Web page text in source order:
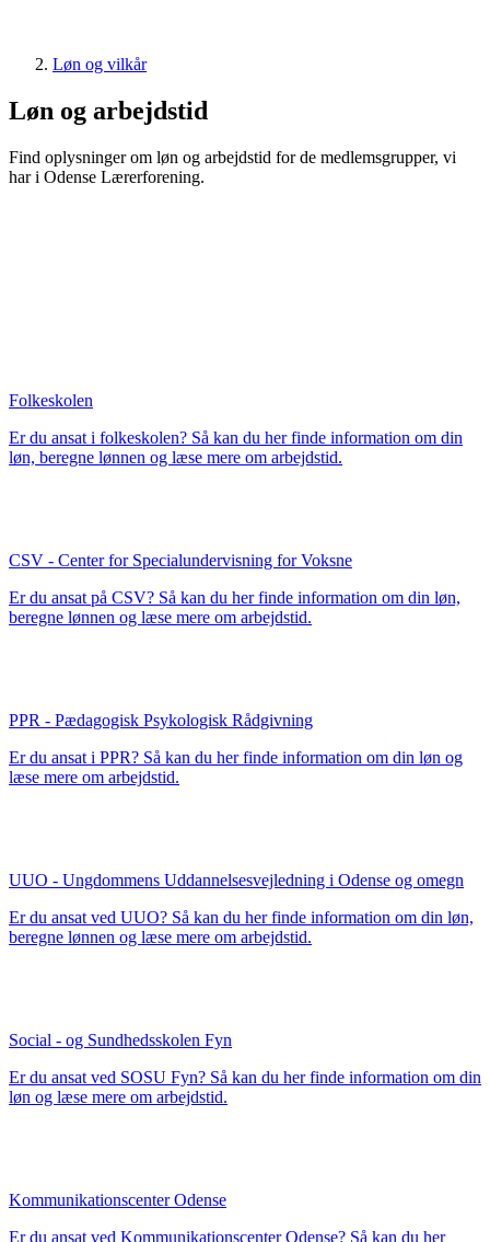
Løn og vilkår
Løn og arbejdstid
Find oplysninger om løn og arbejdstid for de medlemsgrupper, vi
har i Odense Lærerforening.
Folkeskolen
Er du ansat i folkeskolen? Så kan du her finde information om din
løn, beregne lønnen og læse mere om arbejdstid.
CSV - Center for Specialundervisning for Voksne
Er du ansat på CSV? Så kan du her finde information om din løn,
beregne lønnen og læse mere om arbejdstid.
PPR - Pædagogisk Psykologisk Rådgivning
Er du ansat i PPR? Så kan du her finde information om din løn og
læse mere om arbejdstid.
UUO - Ungdommens Uddannelsesvejledning i Odense og omegn
Er du ansat ved UUO? Så kan du her finde information om din løn,
beregne lønnen og læse mere om arbejdstid.
Social - og Sundhedsskolen Fyn
Er du ansat ved SOSU Fyn? Så kan du her finde information om din
løn og læse mere om arbejdstid.
Kommunikationscenter Odense
Er du ansat ved Kommunikationscenter Odense? Så kan du her